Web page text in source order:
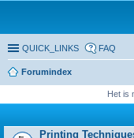
QUICK_LINKS FAQ
Forumindex
Het is
Printing